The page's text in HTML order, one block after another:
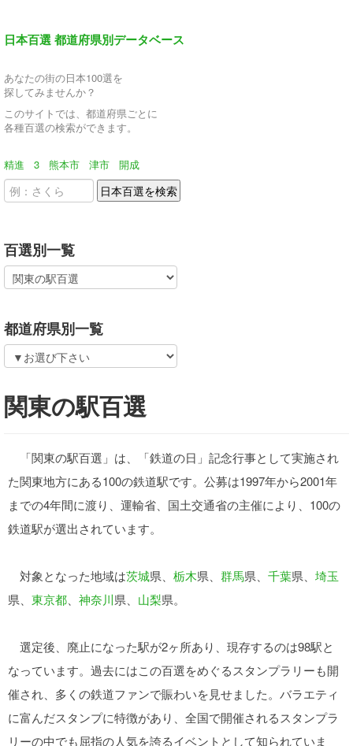
日本百選 都道府県別データベース
あなたの街の日本100選を
探してみませんか？
このサイトでは、都道府県ごとに
各種百選の検索ができます。
精進 3 熊本市 津市 開成
百選別一覧
都道府県別一覧
関東の駅百選
「関東の駅百選」は、「鉄道の日」記念行事として実施され
た関東地方にある100の鉄道駅です。公募は1997年から2001年
までの4年間に渡り、運輸省、国土交通省の主催により、100の
鉄道駅が選出されています。
対象となった地域は茨城県、 栃木県、 群馬県、 千葉県、 埼玉
県、 東京都 神奈川県、 山梨県。
選定後、廃止になった駅が2ヶ所あり、現存するのは98駅と
なっています。過去にはこの百選をめぐるスタンプラリーも開
催され、多くの鉄道ファンで賑わいを見せました。バラエティ
に富んだスタンプに特徴があり、全国で開催されるスタンプラ
リーの中でも屈指の人気を誇るイベントとして知られていま